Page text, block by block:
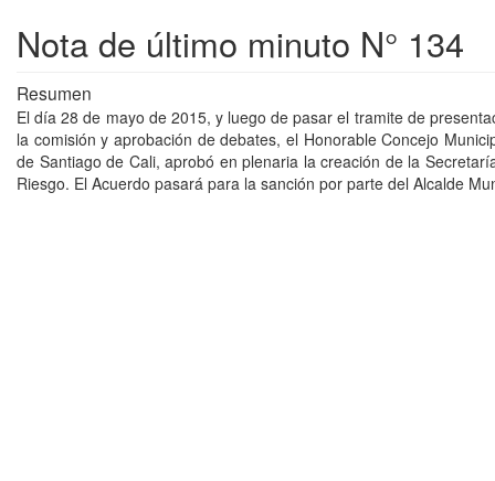
Nota de último minuto N° 134
Resumen
El día 28 de mayo de 2015, y luego de pasar el tramite de
la comisión y aprobación de debates, el Honorable Concejo
de Santiago de Cali, aprobó en plenaria la creación de la
Riesgo. El Acuerdo pasará para la sanción por parte del Alcalde